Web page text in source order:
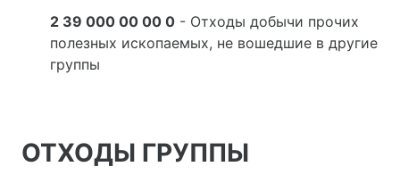
2 39 000 00 00 0 - Отходы добычи прочих
полезных ископаемых, не вошедшие в другие
группы
ОТХОДЫ ГРУППЫ